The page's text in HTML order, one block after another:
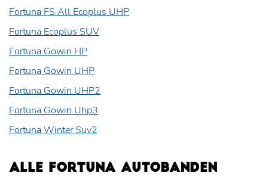
Fortuna FS All Ecoplus UHP
Fortuna Ecoplus SUV
Fortuna Gowin HP
Fortuna Gowin UHP
Fortuna Gowin UHP2
Fortuna Gowin Uhp3
Fortuna Winter Suv2
ALLE FORTUNA AUTOBANDEN